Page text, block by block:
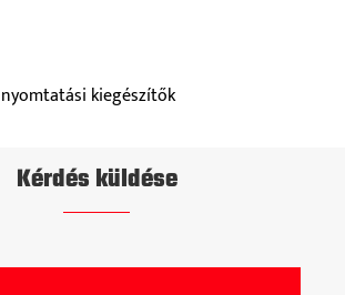
kiegészítők
Kérdés küldése